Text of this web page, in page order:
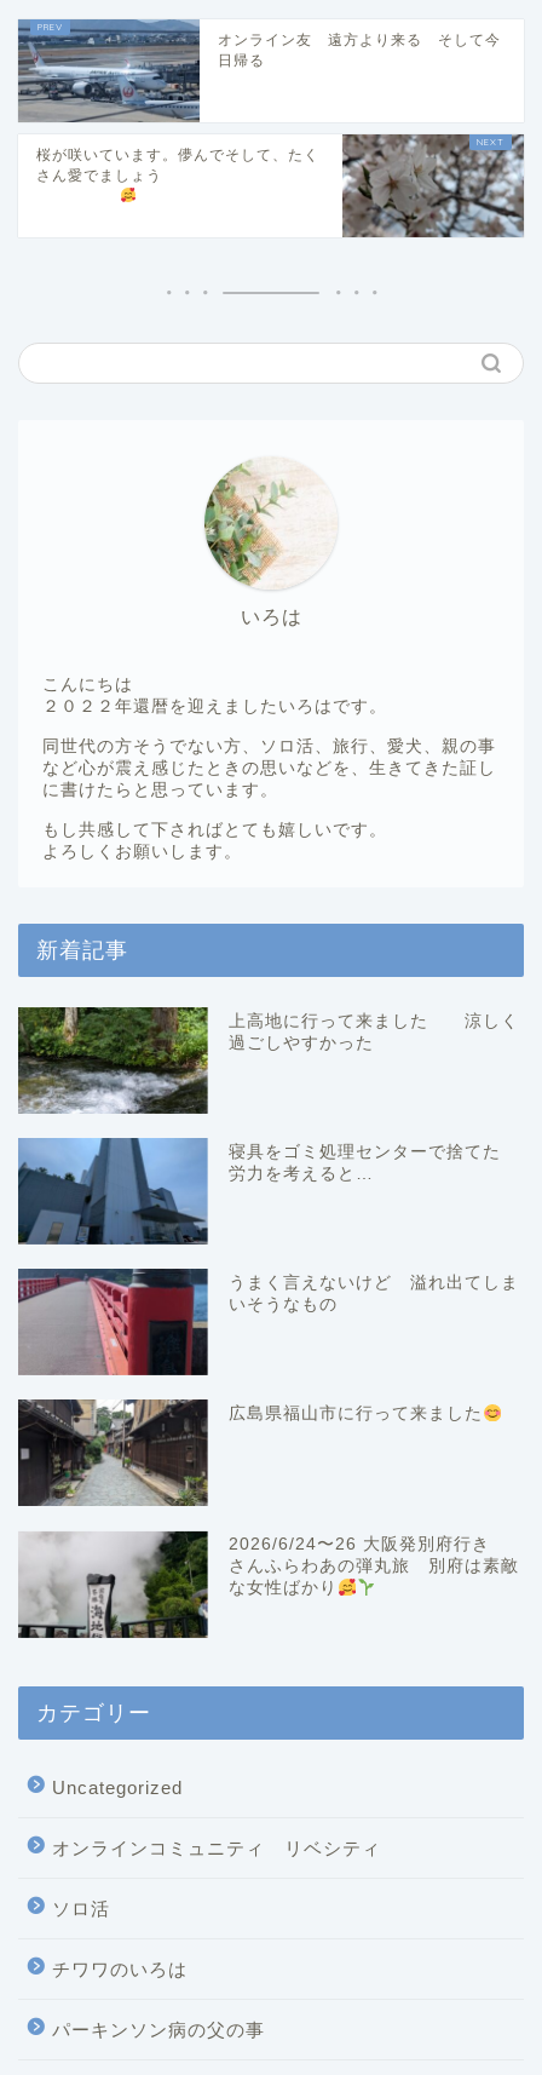
オンライン友 遠方より来る そして今
日帰る
桜が咲いています。儚んでそして、たく
さん愛でましょう
いろは
こんにちは
２０２２年還暦を迎えましたいろはです。
同世代の方そうでない方、ソロ活、旅行、愛犬、親の事
など心が震え感じたときの思いなどを、生きてきた証し
に書けたらと思っています。
もし共感して下さればとても嬉しいです。
よろしくお願いします。
新着記事
上高地に行って来ました 涼しく
過ごしやすかった
寝具をゴミ処理センターで捨てた
労力を考えると…
うまく言えないけど 溢れ出てしま
いそうなもの
広島県福山市に行って来ました
2026/6/24〜26 大阪発別府行き
さんふらわあの弾丸旅 別府は素敵
な女性ばかり
カテゴリー
Uncategorized
オンラインコミュニティ リベシティ
ソロ活
チワワのいろは
パーキンソン病の父の事